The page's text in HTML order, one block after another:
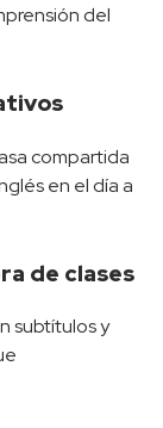
del
compartida
en el día a
de clases
subtítulos y